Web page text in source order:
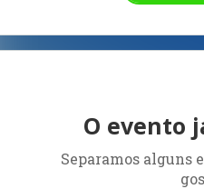
O evento
Separamos alguns